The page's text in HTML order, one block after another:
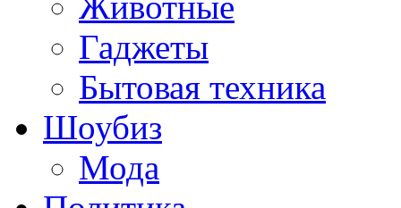
Гаджеты
Бытовая техника
Шоубиз
Мода